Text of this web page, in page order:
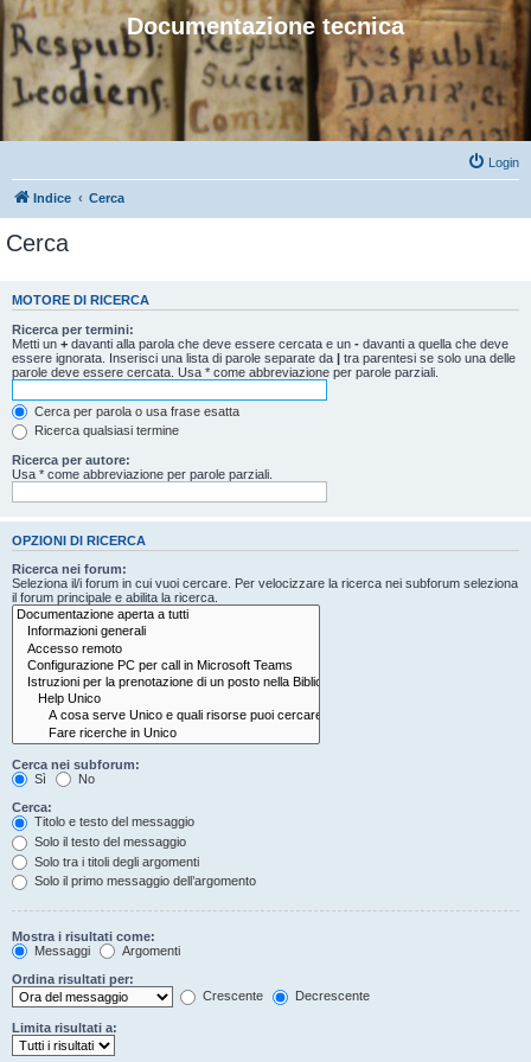
Documentazione tecnica
Login
Indice Cerca
Cerca
MOTORE DI RICERCA
Ricerca per termini:
Metti un + davanti alla parola che deve essere cercata e un - davanti a quella che deve
essere ignorata. Inserisci una lista di parole separate da | tra parentesi se solo una delle
parole deve essere cercata. Usa * come abbreviazione per parole parziali.
Cerca per parola o usa frase esatta
Ricerca qualsiasi termine
Ricerca per autore:
Usa * come abbreviazione per parole parziali.
OPZIONI DI RICERCA
Ricerca nei forum:
Seleziona il/i forum in cui vuoi cercare. Per velocizzare la ricerca nei subforum seleziona
il forum principale e abilita la ricerca.
Cerca nei subforum:
Sì
No
Cerca:
Titolo e testo del messaggio
Solo il testo del messaggio
Solo tra i titoli degli argomenti
Solo il primo messaggio dell’argomento
Mostra i risultati come:
Messaggi
Argomenti
Ordina risultati per:
Crescente
Decrescente
Limita risultati a: